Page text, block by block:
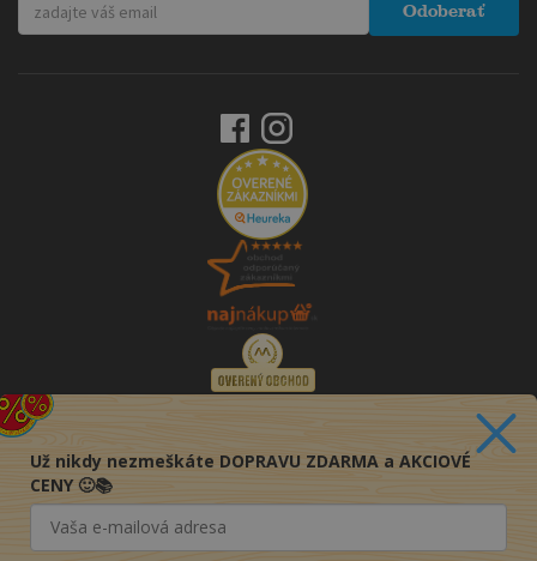
Odoberať
Už nikdy nezmeškáte DOPRAVU ZDARMA a AKCIOVÉ
CENY 🙂📚